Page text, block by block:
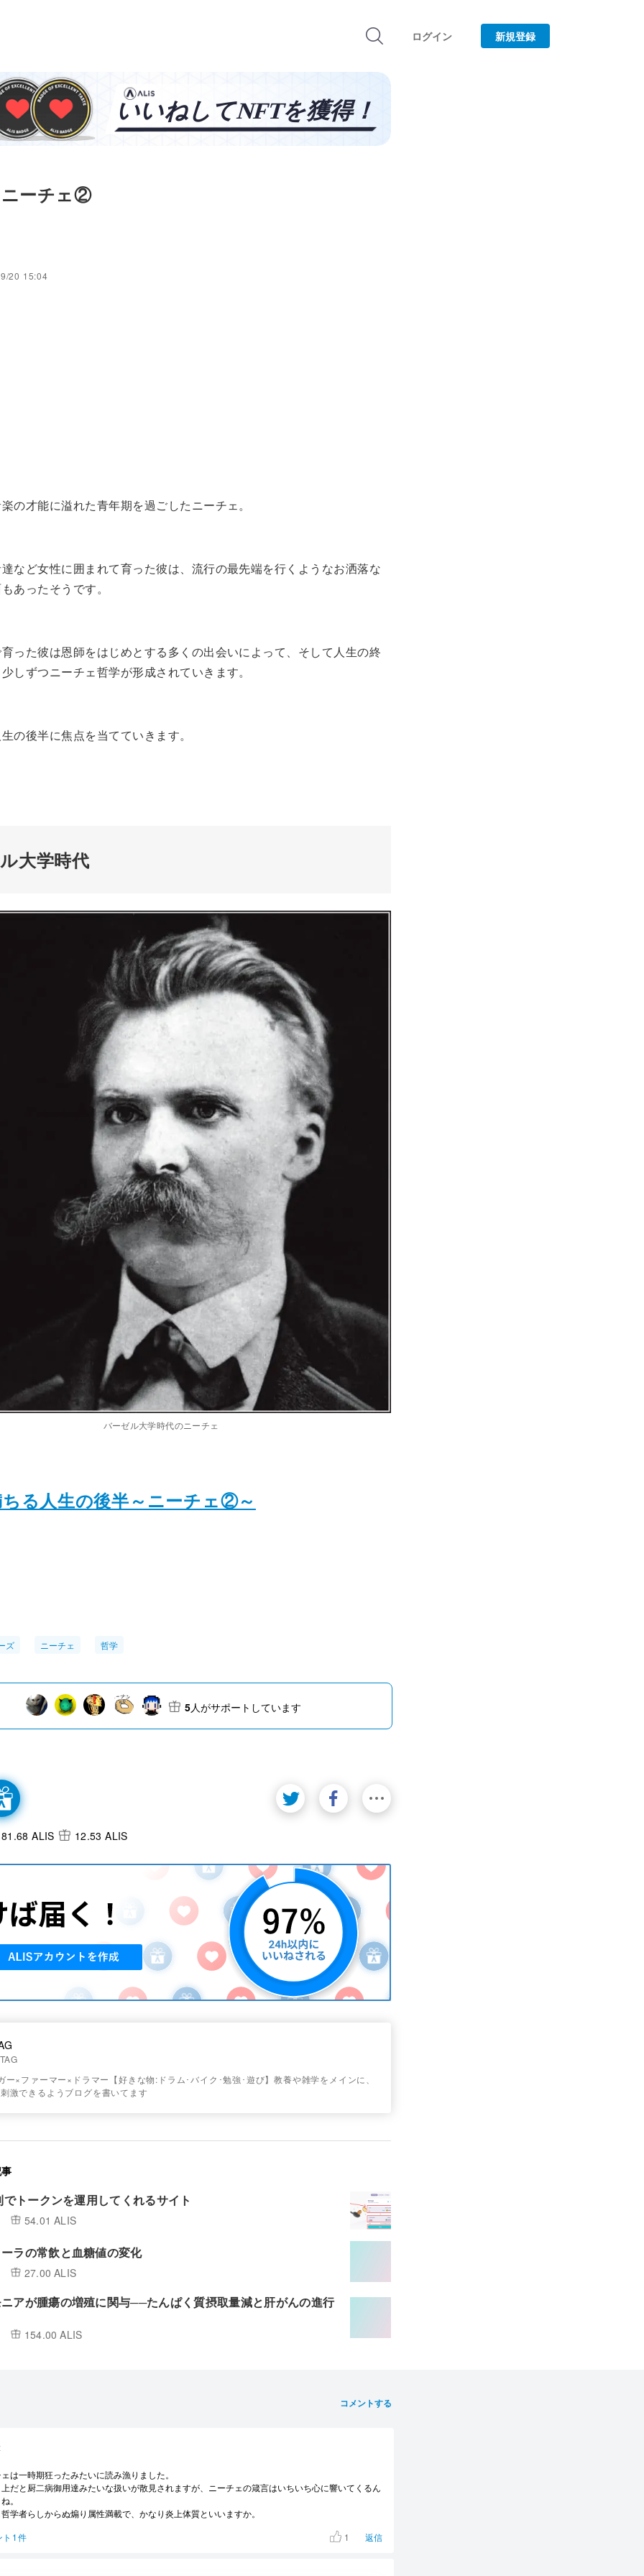
ログイン 新規登録
ーチェ②
20 15:04
の才能に溢れた青年期を過ごしたニーチェ。
など女性に囲まれて育った彼は、流行の最先端を行くようなお洒落な
あったそうです。
った彼は恩師をはじめとする多くの出会いによって、そして人生の終
しずつニーチェ哲学が形成されていきます。
の後半に焦点を当てていきます。
大学時代
バーゼル大学時代のニーチェ
る人生の後半～ニーチェ②～
ズ ニーチェ 哲学
5人がサポートしています
81.68 ALIS 12.53 ALIS
ー×ファーマー×ドラマー【好きな物:ドラム･バイク･勉強･遊び】教養や雑学をメインに、
激できるようブログを書いてます
トークンを運用してくれるサイト
54.01 ALIS
ラの常飲と血糖値の変化
27.00 ALIS
アが腫瘍の増殖に関与──たんぱく質摂取量減と肝がんの進行
154.00 ALIS
コメントする
は一時期狂ったみたいに読み漁りました。
だと厨二病御用達みたいな扱いが散見されますが、ニーチェの箴言はいちいち心に響いてくるん
。
学者らしからぬ煽り属性満載で、かなり炎上体質といいますか。
ト1件
1 返信